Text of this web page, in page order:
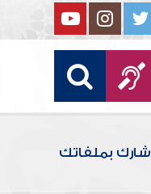
شارك بملفاتك